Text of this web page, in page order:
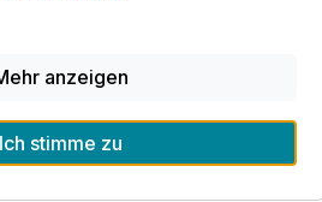
wissen, dass das Lächeln und die
und können sich hier richtig
auch für Ordnung und Ruhe
anzeigen
Ich stimme zu